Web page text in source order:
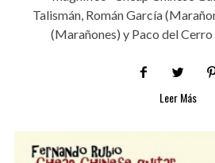
Talismán, Román García
(Marañones) y Paco del
Leer Más